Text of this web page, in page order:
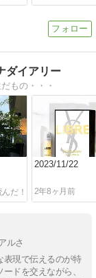
ダイアリー
もの・・・
2023/11/22
2年8ヶ月前
ルさ
表現で伝えるのが特
ドを交えながら、